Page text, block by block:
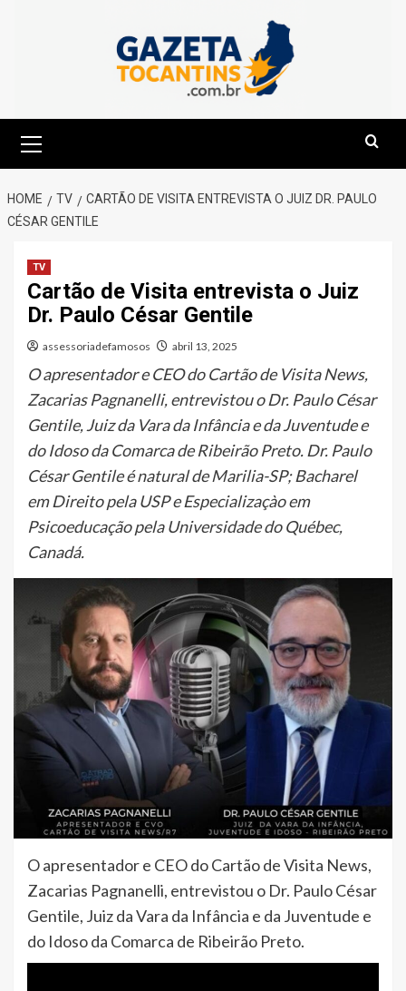
Menu
HOME TV
CARTÃO DE VISITA ENTREVISTA O JUIZ DR. PAULO
CÉSAR GENTILE
TV
Cartão de Visita entrevista o Juiz
Dr. Paulo César Gentile
assessoriadefamosos abril 13, 2025
O apresentador e CEO do Cartão de Visita News,
Zacarias Pagnanelli, entrevistou o Dr. Paulo César
Gentile, Juiz da Vara da Infância e da Juventude e
do Idoso da Comarca de Ribeirão Preto. Dr. Paulo
César Gentile é natural de Marilia-SP; Bacharel
em Direito pela USP e Especializaçào em
Psicoeducação pela Universidade do Québec,
Canadá.
O apresentador e CEO do Cartão de Visita News,
Zacarias Pagnanelli, entrevistou o Dr. Paulo César
Gentile, Juiz da Vara da Infância e da Juventude e
do Idoso da Comarca de Ribeirão Preto.